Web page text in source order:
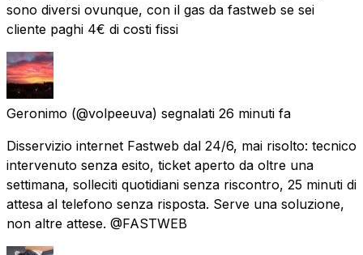
sono diversi ovunque, con il gas da fastweb se sei
cliente paghi 4€ di costi fissi
Geronimo (@volpeeuva) segnalati 26 minuti fa
Disservizio internet Fastweb dal 24/6, mai risolto: tecnico
intervenuto senza esito, ticket aperto da oltre una
settimana, solleciti quotidiani senza riscontro, 25 minuti di
attesa al telefono senza risposta. Serve una soluzione,
non altre attese. @FASTWEB